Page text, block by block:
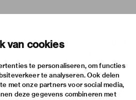
van cookies
te personaliseren, om functies
te analyseren. Ook delen
met onze partners voor social media,
deze gegevens combineren met
2 eindhovententoonstellingen
praktische informatie